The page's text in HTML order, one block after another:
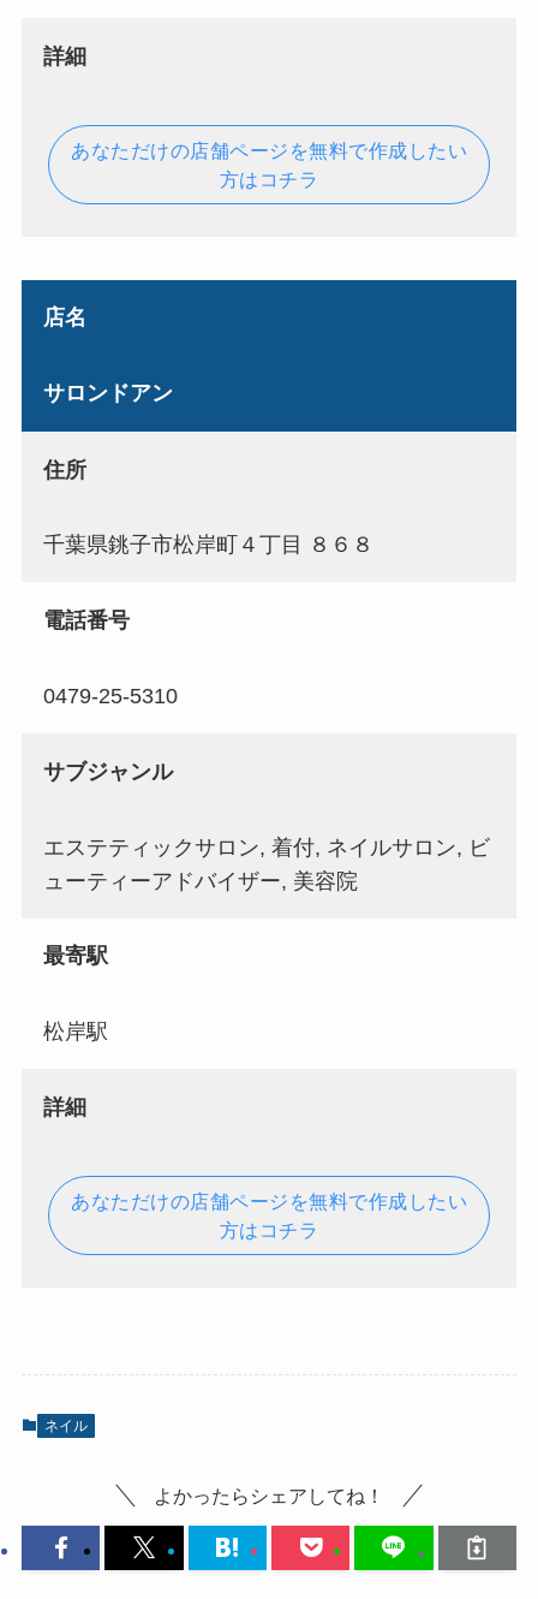
詳細
あなただけの店舗ページを無料で作成したい
方はコチラ
店名
サロンドアン
住所
千葉県銚子市松岸町４丁目 ８６８
電話番号
0479-25-5310
サブジャンル
エステティックサロン, 着付, ネイルサロン, ビ
ューティーアドバイザー, 美容院
最寄駅
松岸駅
詳細
あなただけの店舗ページを無料で作成したい
方はコチラ
ネイル
よかったらシェアしてね！